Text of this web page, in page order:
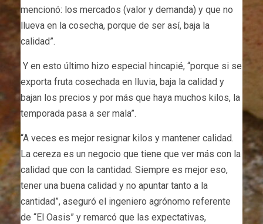
mencionó: los mercados (valor y demanda) y que no
llueva en la cosecha, porque de ser así, baja la
calidad”.
Y en esto último hizo especial hincapié, “porque si se
exporta fruta cosechada en lluvia, baja la calidad y
bajan los precios y por más que haya muchos kilos, la
temporada pasa a ser mala”.
“A veces es mejor resignar kilos y mantener calidad.
La cereza es un negocio que tiene que ver más con la
calidad que con la cantidad. Siempre es mejor eso,
tener una buena calidad y no apuntar tanto a la
cantidad”, aseguró el ingeniero agrónomo referente
de “El Oasis” y remarcó que las expectativas,